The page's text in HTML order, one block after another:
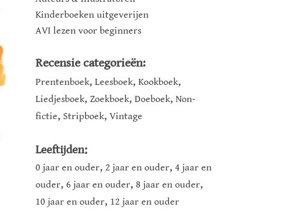
Kinderboeken uitgeverijen
AVI lezen voor beginners
Recensie categorieën:
Prentenboek, Leesboek, Kookboek,
Liedjesboek, Zoekboek, Doeboek, Non-
fictie, Stripboek, Vintage
Leeftijden:
0 jaar en ouder, 2 jaar en ouder, 4 jaar en
ouder, 6 jaar en ouder, 8 jaar en ouder,
10 jaar en ouder, 12 jaar en ouder